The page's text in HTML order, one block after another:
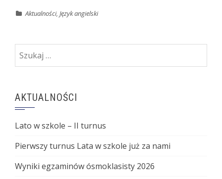
Aktualności,Język angielski
Szukaj:
AKTUALNOŚCI
Lato w szkole – II turnus
Pierwszy turnus Lata w szkole już za nami
Wyniki egzaminów ósmoklasisty 2026